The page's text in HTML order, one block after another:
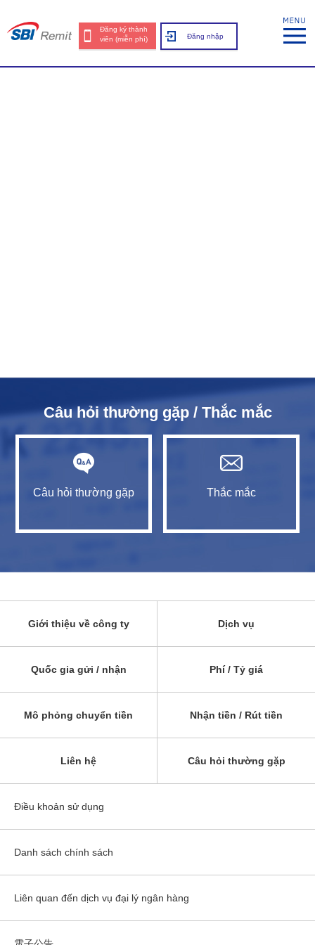
Đăng ký thành
viên (miễn phí)
Đăng nhập
Câu hỏi thường gặp / Thắc mắc
Câu hỏi thường gặp Thắc mắc
Giới thiệu về công ty Dịch vụ
Quốc gia gửi / nhận Phí / Tỷ giá
Mô phỏng chuyển tiền Nhận tiền / Rút tiền
Liên hệ Câu hỏi thường gặp
Điều khoản sử dụng
Danh sách chính sách
Liên quan đến dịch vụ đại lý ngân hàng